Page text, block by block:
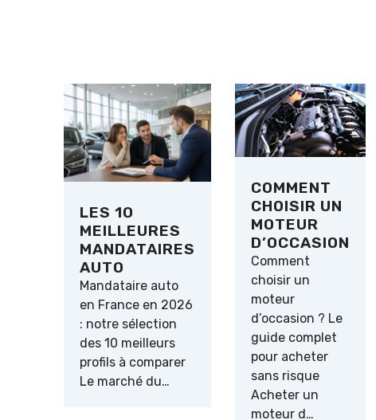
LES 10
MEILLEURES
MANDATAIRES
AUTO
Mandataire auto
en France en 2026
: notre sélection
des 10 meilleurs
profils à comparer
Le marché du…
COMMENT
CHOISIR UN
MOTEUR
D’OCCASION
Comment
choisir un
moteur
d’occasion ? Le
guide complet
pour acheter
sans risque
Acheter un
moteur d…